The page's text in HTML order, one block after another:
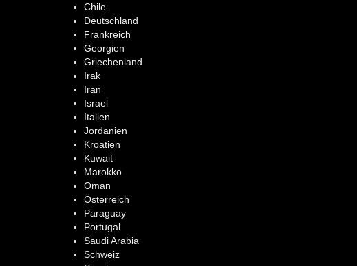
Chile
Deutschland
Frankreich
Georgien
Griechenland
Irak
Iran
Israel
Italien
Jordanien
Kroatien
Kuwait
Marokko
Oman
Österreich
Paraguay
Portugal
Saudi Arabia
Schweiz